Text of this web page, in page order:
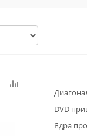
DVD
Ядра